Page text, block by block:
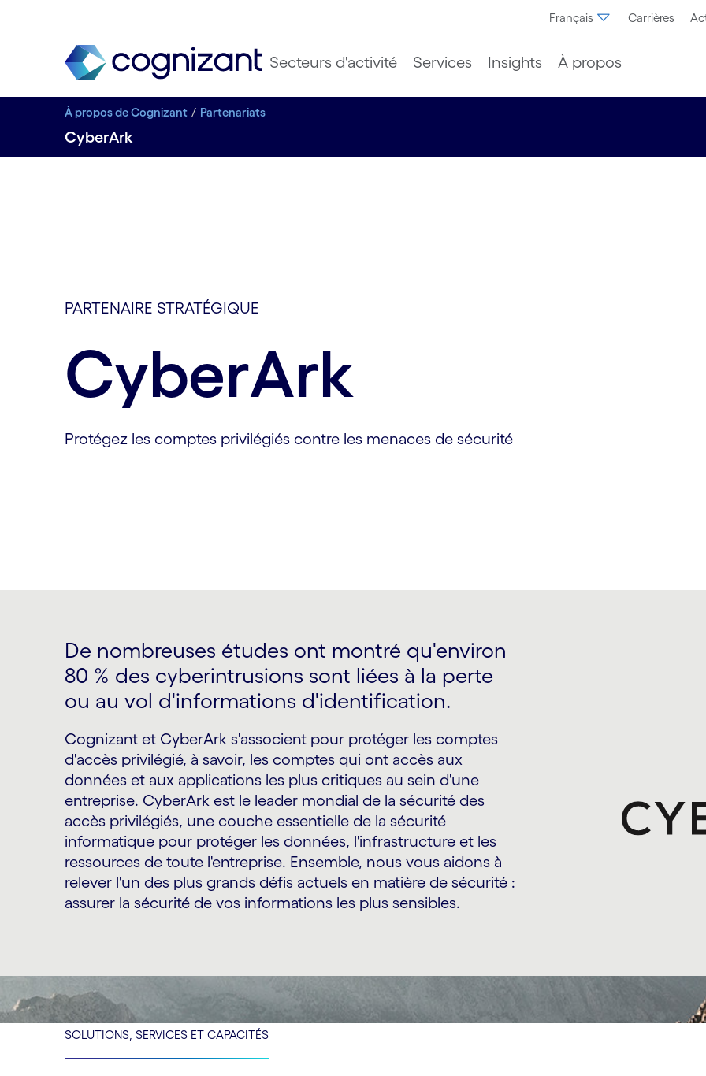
Français Carrières
Secteurs d'activité Services Insights À propos
À propos de Cognizant Partenariats
CyberArk
PARTENAIRE STRATÉGIQUE
CyberArk
Protégez les comptes privilégiés contre les menaces de sécurité
De nombreuses études ont montré qu'environ
80 % des cyberintrusions sont liées à la perte
ou au vol d'informations d'identification.
Cognizant et CyberArk s'associent pour protéger les comptes
d'accès privilégié, à savoir, les comptes qui ont accès aux
données et aux applications les plus critiques au sein d'une
entreprise. CyberArk est le leader mondial de la sécurité des
accès privilégiés, une couche essentielle de la sécurité
informatique pour protéger les données, l'infrastructure et les
ressources de toute l'entreprise. Ensemble, nous vous aidons à
relever l'un des plus grands défis actuels en matière de sécurité :
assurer la sécurité de vos informations les plus sensibles.
SOLUTIONS, SERVICES ET CAPACITÉS